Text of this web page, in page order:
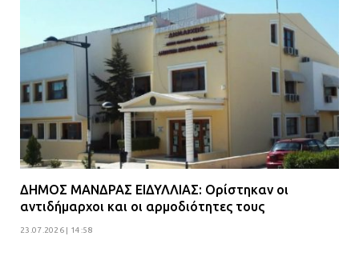
ΔΗΜΟΣ ΜΑΝΔΡΑΣ ΕΙΔΥΛΛΙΑΣ: Ορίστηκαν οι
αντιδήμαρχοι και οι αρμοδιότητες τους
23.07.2026 | 14:58